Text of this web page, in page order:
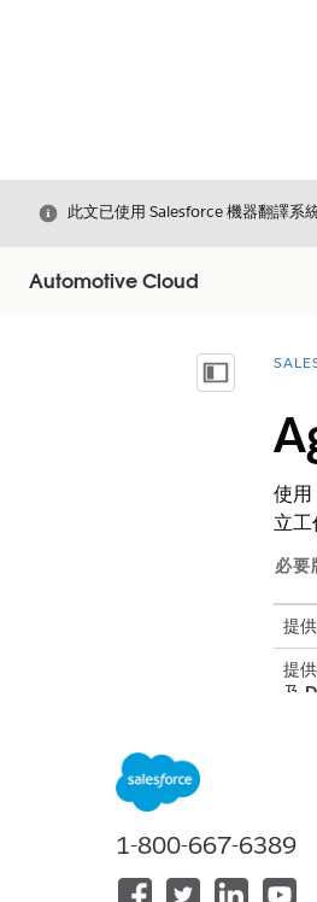
結束
此文已使用 Salesforce 機器翻譯系
Automotive Cloud
顯示目錄 您位
使用
立工
必要
提
提
及
此文
1-800-667-6389